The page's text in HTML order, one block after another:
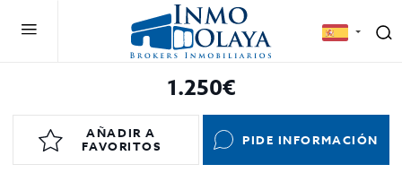
1.250€
AÑADIR A
FAVORITOS
PIDE INFORMACIÓN